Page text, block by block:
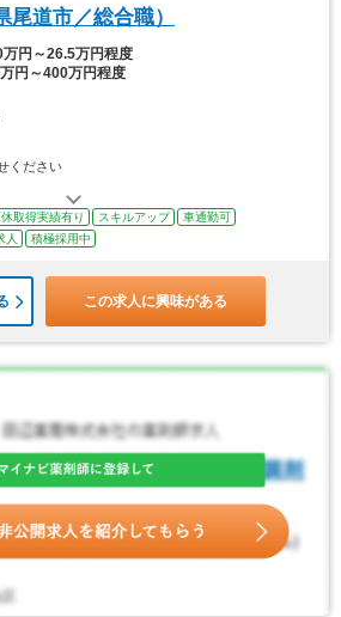
道市／総合職）
万円～26.5万円程度
万円～400万円程度
ください
取得実績有り スキルアップ
車通勤可
人 積極採用中
この求人に興味がある